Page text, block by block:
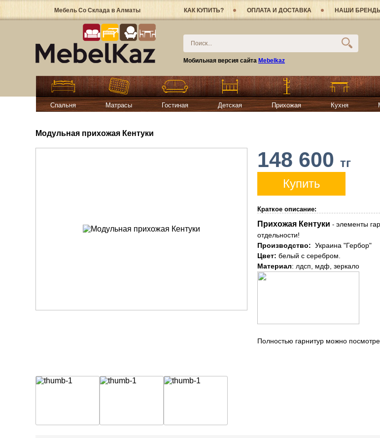
Мебель Со Склада в Алматы КАК КУПИТЬ? ОПЛАТА И ДОСТАВКА НАШИ БРЕНДЫ
Мобильная версия сайта Mebelkaz
Спальня Матрасы Гостиная Детская Прихожая Кухня
Модульная прихожая Кентуки
148 600 тг
Купить
Краткое описание:
Прихожая Кентуки - элементы
отдельности!
Производство: Украина "Гербор"
Цвет: белый с серебром.
Материал: лдсп, мдф, зеркало
Полностью гарнитур можно